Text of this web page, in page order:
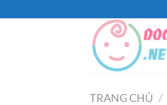
qua
TRANG CHỦ /